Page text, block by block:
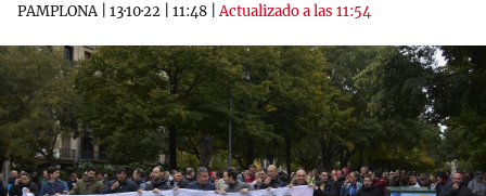
PAMPLONA| 13·10·22 11:48 |Actualizado a las 11:54